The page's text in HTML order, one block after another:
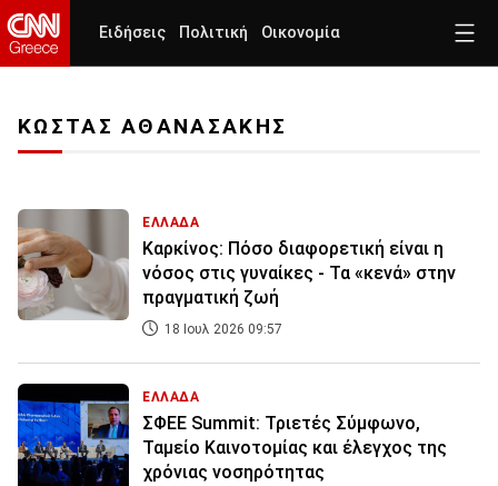
Ειδήσεις Πολιτική Οικονομία
ΚΩΣΤΑΣ ΑΘΑΝΑΣΑΚΗΣ
ΕΛΛΑΔΑ
Καρκίνος: Πόσο διαφορετική είναι η
νόσος στις γυναίκες - Τα «κενά» στην
πραγματική ζωή
18 Ιουλ 2026 09:57
ΕΛΛΑΔΑ
ΣΦΕΕ Summit: Τριετές Σύμφωνο,
Ταμείο Καινοτομίας και έλεγχος της
χρόνιας νοσηρότητας